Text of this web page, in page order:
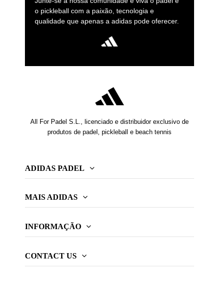
o pickleball com a paixão, tecnologia e
qualidade que apenas a adidas pode oferecer.
All For Padel S.L., licenciado e distribuidor exclusivo de
produtos de padel, pickleball e beach tennis
ADIDAS PADEL
MAIS ADIDAS
INFORMAÇÃO
CONTACT US